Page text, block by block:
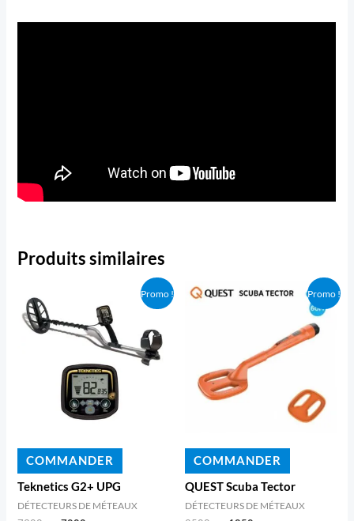
Produits similaires
Promo !
COMMANDER
Teknetics G2+ UPG
DÉTECTEURS DE MÉTEAUX
Promo !
COMMANDER
QUEST Scuba Tector
DÉTECTEURS DE MÉTEAUX